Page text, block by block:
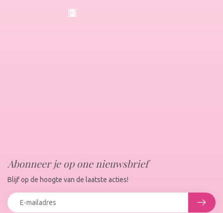
Abonneer je op one nieuwsbrief
Blijf op de hoogte van de laatste acties!